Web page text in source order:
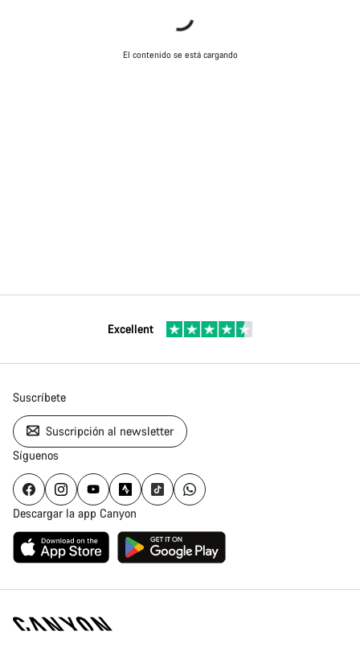
El contenido se está cargando
Excellent
Suscríbete
Suscripción al newsletter
Síguenos
Descargar la app Canyon